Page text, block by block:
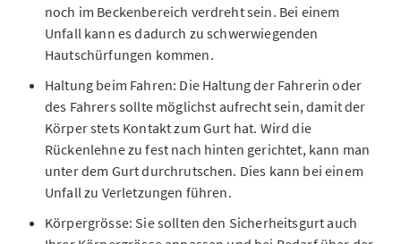
noch im Beckenbereich verdreht sein. Bei einem
Unfall kann es dadurch zu schwerwiegenden
Hautschürfungen kommen.
Haltung beim Fahren: Die Haltung der Fahrerin oder
des Fahrers sollte möglichst aufrecht sein, damit der
Körper stets Kontakt zum Gurt hat. Wird die
Rückenlehne zu fest nach hinten gerichtet, kann man
unter dem Gurt durchrutschen. Dies kann bei einem
Unfall zu Verletzungen führen.
Körpergrösse: Sie sollten den Sicherheitsgurt auch